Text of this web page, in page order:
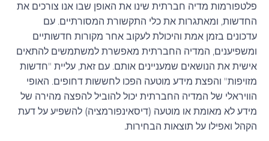
פלטפורמות מדיה חברתית שינו את האופן שבו אנו צורכים את
החדשות, ומאתגרות את כלי התקשורת המסורתיים. עם
עדכונים בזמן אמת והיכולת לעקוב אחר מקורות חדשותיים
ומשפיענים, המדיה החברתית מאפשרת למשתמשים להתאים
אישית את הנושאים שמעניינים אותם. עם זאת, עליית "חדשות
מזויפות" והפצת מידע מוטעה הפכו לחששות דחופים. האופי
הוויראלי של המדיה החברתית יכול להוביל להפצה מהירה של
מידע לא מאומת או מוטעה (דיסאינפורמציה) להשפיע על דעת
הקהל ואפילו על תוצאות הבחירות.